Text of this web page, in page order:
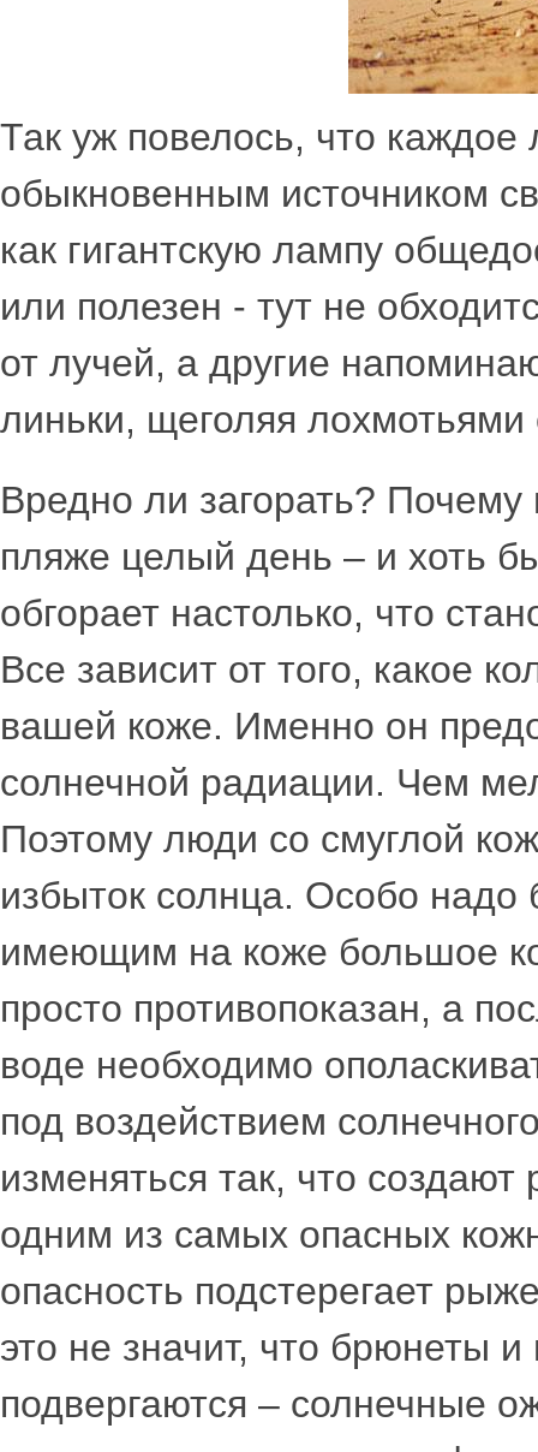
Так уж повелось, что
обыкновенным источником
как гигантскую лампу
или полезен - тут не
от лучей, а другие
линьки, щеголяя
Вредно ли загорать?
пляже целый день – и хоть
обгорает настолько, что
Все зависит от того, какое
вашей коже. Именно он
солнечной радиации. Чем
Поэтому люди со смуглой
избыток солнца. Особо надо
имеющим на коже большое
просто противопоказан, а
воде необходимо
под воздействием
изменяться так, что
одним из самых опасных
опасность подстерегает
это не значит, что брюнеты
подвергаются – солнечные